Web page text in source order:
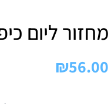
מחזור ליום
₪56.00